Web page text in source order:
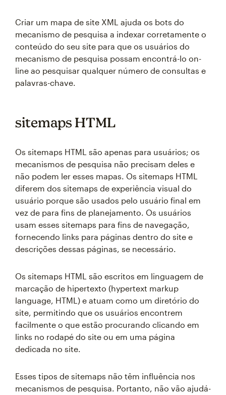
Criar um mapa de site XML ajuda os bots do
mecanismo de pesquisa a indexar corretamente o
conteúdo do seu site para que os usuários do
mecanismo de pesquisa possam encontrá-lo on-
line ao pesquisar qualquer número de consultas e
palavras-chave.
sitemaps HTML
Os sitemaps HTML são apenas para usuários; os
mecanismos de pesquisa não precisam deles e
não podem ler esses mapas. Os sitemaps HTML
diferem dos sitemaps de experiência visual do
usuário porque são usados pelo usuário final em
vez de para fins de planejamento. Os usuários
usam esses sitemaps para fins de navegação,
fornecendo links para páginas dentro do site e
descrições dessas páginas, se necessário.
Os sitemaps HTML são escritos em linguagem de
marcação de hipertexto (hypertext markup
language, HTML) e atuam como um diretório do
site, permitindo que os usuários encontrem
facilmente o que estão procurando clicando em
links no rodapé do site ou em uma página
dedicada no site.
Esses tipos de sitemaps não têm influência nos
mecanismos de pesquisa. Portanto, não vão ajudá-